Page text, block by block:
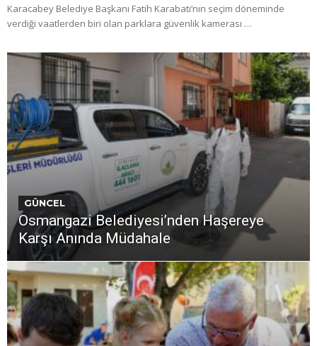
Karacabey Belediye Başkanı Fatih Karabatı’nın seçim döneminde
verdiği vaatlerden biri olan parklara güvenlik kamerası …
GÜNCEL
Osmangazi Belediyesi’nden Haşereye
Karşı Anında Müdahale